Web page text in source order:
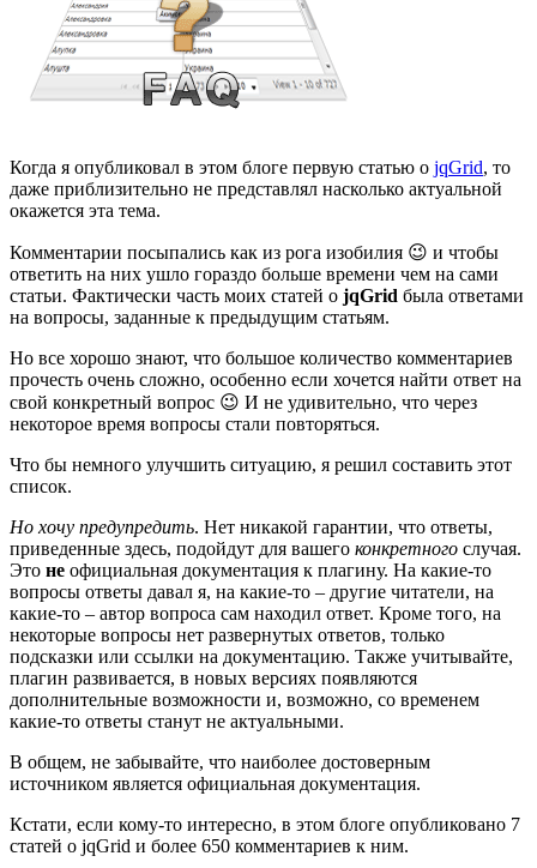
Когда я опубликовал в этом блоге первую статью о jqGrid, то
даже приблизительно не представлял насколько актуальной
окажется эта тема.
Комментарии посыпались как из рога изобилия 😉 и чтобы
ответить на них ушло гораздо больше времени чем на сами
статьи. Фактически часть моих статей о jqGrid была ответами
на вопросы, заданные к предыдущим статьям.
Но все хорошо знают, что большое количество комментариев
прочесть очень сложно, особенно если хочется найти ответ на
свой конкретный вопрос 😉 И не удивительно, что через
некоторое время вопросы стали повторяться.
Что бы немного улучшить ситуацию, я решил составить этот
список.
Но хочу предупредить. Нет никакой гарантии, что ответы,
приведенные здесь, подойдут для вашего конкретного случая.
Это не официальная документация к плагину. На какие-то
вопросы ответы давал я, на какие-то – другие читатели, на
какие-то – автор вопроса сам находил ответ. Кроме того, на
некоторые вопросы нет развернутых ответов, только
подсказки или ссылки на документацию. Также учитывайте,
плагин развивается, в новых версиях появляются
дополнительные возможности и, возможно, со временем
какие-то ответы станут не актуальными.
В общем, не забывайте, что наиболее достоверным
источником является официальная документация.
Кстати, если кому-то интересно, в этом блоге опубликовано 7
статей о jqGrid и более 650 комментариев к ним.